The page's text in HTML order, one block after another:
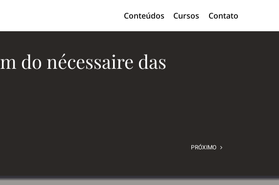
Conteúdos Cursos Contato
do nécessaire das
PRÓXIMO